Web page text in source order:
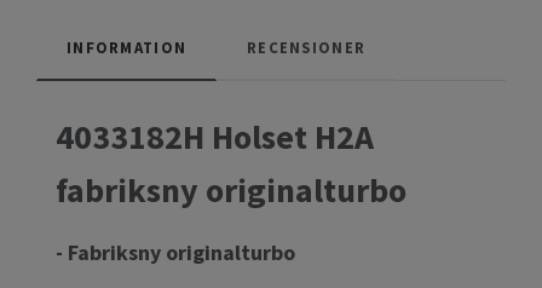
INFORMATION RECENSIONER
4033182H Holset H2A
fabriksny originalturbo
- Fabriksny originalturbo